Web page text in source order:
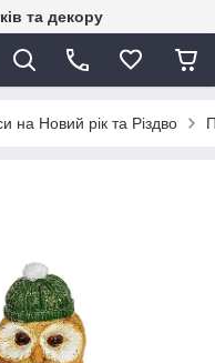
та декору
на Новий рік та Різдво